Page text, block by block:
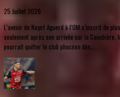
25 Juillet 2026
L’avenir de Nayef Aguerd à l’OM s’inscrit de
seulement après son arrivée sur la
pourrait quitter le club phocéen dès...